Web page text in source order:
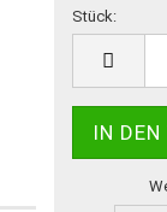
Stück:
Stück